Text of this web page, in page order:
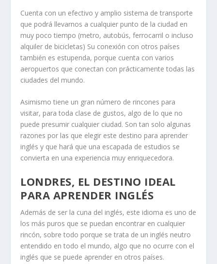
Cuenta con un efectivo y amplio sistema de transporte
que podrá llevarnos a cualquier punto de la ciudad en
muy poco tiempo (metro, autobús, ferrocarril o incluso
alquiler de bicicletas) Su conexión con otros países
también es estupenda, porque cuenta con varios
aeropuertos que conectan con prácticamente todas las
ciudades del mundo.
Asimismo tiene un gran número de rincones para
visitar, para toda clase de gustos, algo de lo que no
puede presumir cualquier ciudad. Son tan solo algunas
razones por las que elegir este destino para aprender
inglés y que hará que una escapada de estudios se
convierta en una experiencia muy enriquecedora.
LONDRES, EL DESTINO IDEAL
PARA APRENDER INGLÉS
Además de ser la cuna del inglés, este idioma es uno de
los más puros que se puedan encontrar en cualquier
rincón, sobre todo porque se trata de un inglés neutro
entendido en todo el mundo, algo que no ocurre con el
inglés que se puede aprender en otros países.